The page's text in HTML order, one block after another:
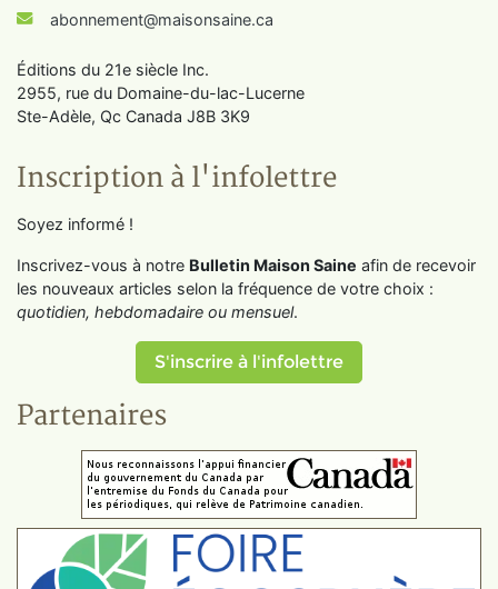
abonnement@maisonsaine.ca
Éditions du 21e siècle Inc.
2955, rue du Domaine-du-lac-Lucerne
Ste-Adèle, Qc Canada J8B 3K9
Inscription à l'infolettre
Soyez informé !
Inscrivez-vous à notre Bulletin Maison Saine afin de recevoir
les nouveaux articles selon la fréquence de votre choix :
quotidien, hebdomadaire ou mensuel.
S'inscrire à l'infolettre
Partenaires